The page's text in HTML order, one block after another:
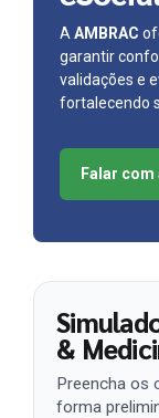
A AMBRAC
garantir
validações e
fortalecendo
Falar com
&
Preencha os
forma